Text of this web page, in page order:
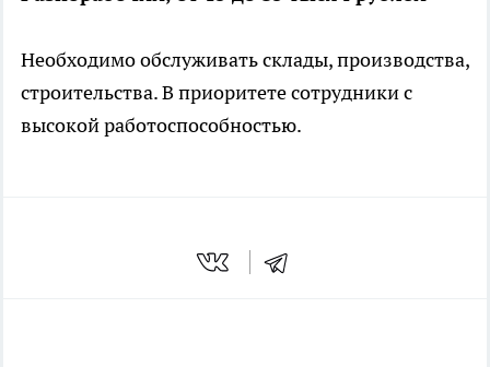
Необходимо обслуживать склады, производства,
строительства. В приоритете сотрудники с
высокой работоспособностью.